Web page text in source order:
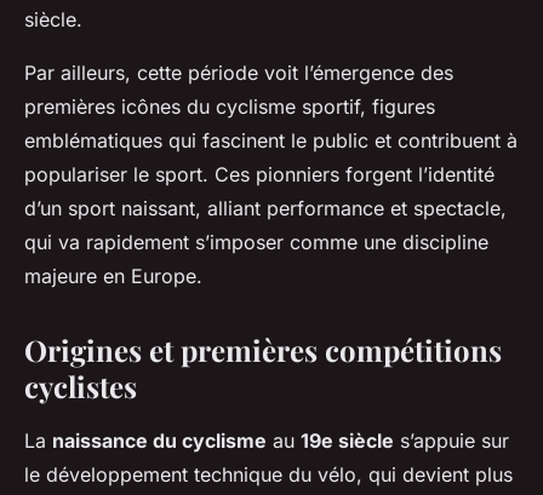
siècle.
Par ailleurs, cette période voit l’émergence des
premières icônes du cyclisme sportif, figures
emblématiques qui fascinent le public et contribuent à
populariser le sport. Ces pionniers forgent l’identité
d’un sport naissant, alliant performance et spectacle,
qui va rapidement s’imposer comme une discipline
majeure en Europe.
Origines et premières compétitions
cyclistes
La naissance du cyclisme au 19e siècle s’appuie sur
le développement technique du vélo, qui devient plus